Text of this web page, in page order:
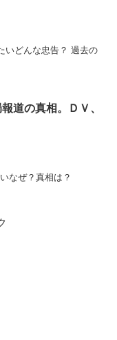
いどんな忠告？ 過去の
道の真相。ＤＶ、
なぜ？真相は？